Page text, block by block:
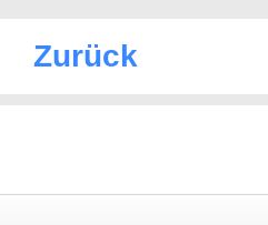
Zurück